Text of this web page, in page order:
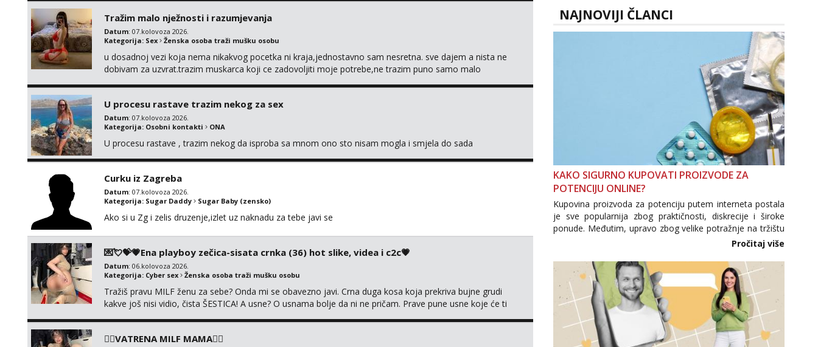
Tražim malo nježnosti i razumjevanja
Datum: 07.kolovoza 2026.
Kategorija: Sex Ženska osoba traži mušku osobu
u dosadnoj vezi koja nema nikakvog pocetka ni kraja,jednostavno sam nesretna. sve dajem a nista ne
dobivam za uzvrat.trazim muskarca koji ce zadovoljiti moje potrebe,ne trazim puno samo malo
U procesu rastave trazim nekog za sex
Datum: 07.kolovoza 2026.
Kategorija: Osobni kontakti ONA
U procesu rastave , trazim nekog da isproba sa mnom ono sto nisam mogla i smjela do sada
Curku iz Zagreba
Datum: 07.kolovoza 2026.
Kategorija: Sugar Daddy Sugar Baby (zensko)
Ako si u Zg i zelis druzenje,izlet uz naknadu za tebe javi se
💌💘💝💗Ena playboy zečica-sisata crnka (36) hot slike, videa i c2c💗
Datum: 06.kolovoza 2026.
Kategorija: Cyber sex Ženska osoba traži mušku osobu
Tražiš pravu MILF ženu za sebe? Onda mi se obavezno javi. Crna duga kosa koja prekriva bujne grudi
kakve još nisi vidio, čista ŠESTICA! A usne? O usnama bolje da ni ne pričam. Prave pune usne koje će ti
❤️‍🔥VATRENA MILF MAMA❤️‍🔥
NAJNOVIJI ČLANCI
KAKO SIGURNO KUPOVATI PROIZVODE ZA
POTENCIJU ONLINE?
Kupovina proizvoda za potenciju putem interneta postala
je sve popularnija zbog praktičnosti, diskrecije i široke
ponude. Međutim, upravo zbog velike potražnje na tržištu
se pojavljuju i brojni krivotvoreni proizvodi, nepouzdane
internetske trgovine te proizvodi nepoznatog podrijetla. ...
Pročitaj više